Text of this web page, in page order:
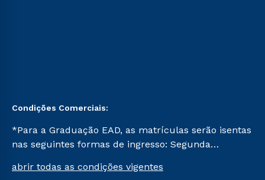
Condições Comerciais:
*Para a Graduação EAD, as matrículas serão isentas
nas seguintes formas de ingresso: Segunda
Já para as demais, a taxa de matrícula será de R$
abrir todas as condições vigentes